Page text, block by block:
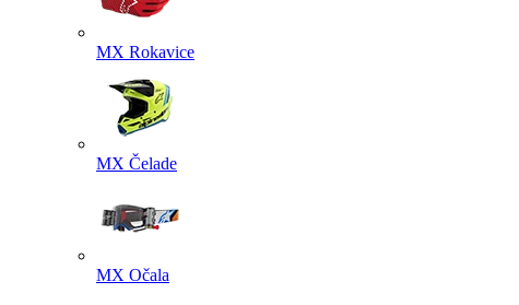
MX Rokavice
MX Čelade
MX Očala